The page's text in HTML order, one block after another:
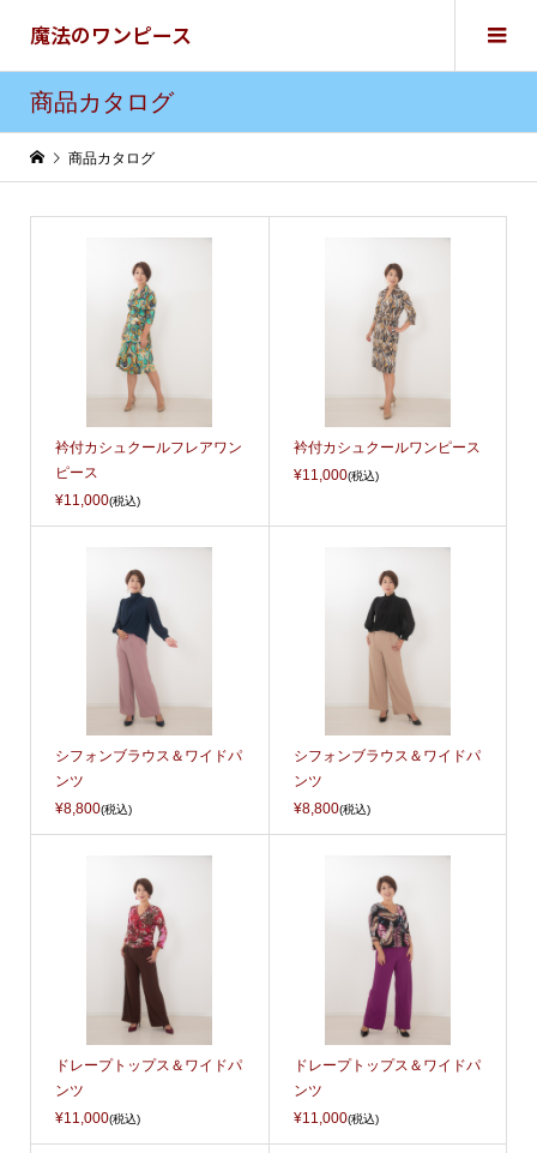
魔法のワンピース
商品カタログ
商品カタログ
衿付カシュクールフレアワン
ピース
¥11,000(税込)
衿付カシュクールワンピース
¥11,000(税込)
シフォンブラウス＆ワイドパ
ンツ
¥8,800(税込)
シフォンブラウス＆ワイドパ
ンツ
¥8,800(税込)
ドレープトップス＆ワイドパ
ンツ
¥11,000(税込)
ドレープトップス＆ワイドパ
ンツ
¥11,000(税込)